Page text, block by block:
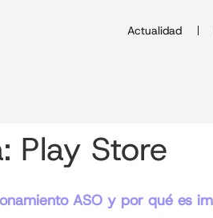
Actualidad
Play Store
ASO y por qué es